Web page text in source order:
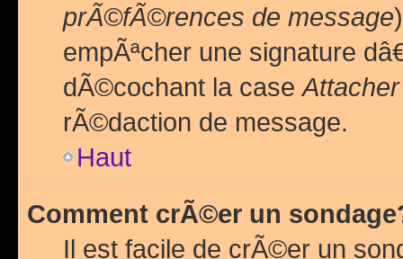
prÃ©fÃ©rences de message
empÃªcher une signature
dÃ©cochant la case
rÃ©daction de message.
Haut
Comment crÃ©er un
Il est facile de crÃ©er un